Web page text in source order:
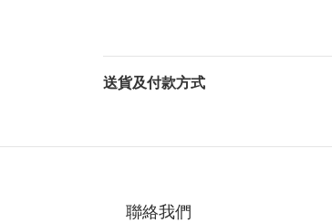
送貨及付款方式
聯絡我們